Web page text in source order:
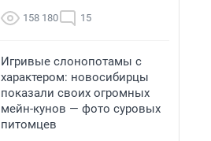
158 180 15
Игривые слонопотамы с
характером: новосибирцы
показали своих огромных
мейн-кунов — фото суровых
питомцев